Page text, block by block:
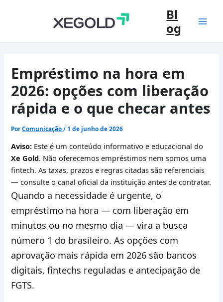
Bl
og
Empréstimo na hora em
2026: opções com liberação
rápida e o que checar antes
PorComunicação/1 de junho de 2026
Aviso: Este é um conteúdo informativo e educacional do
Xe Gold. Não oferecemos empréstimos nem somos uma
fintech. As taxas, prazos e regras citadas são referenciais
— consulte o canal oficial da instituição antes de contratar.
Quando a necessidade é urgente, o
empréstimo na hora — com liberação em
minutos ou no mesmo dia — vira a busca
número 1 do brasileiro. As opções com
aprovação mais rápida em 2026 são bancos
digitais, fintechs reguladas e antecipação de
FGTS.